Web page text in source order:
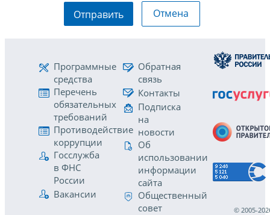
Отправить Отмена
Программные
средства
Перечень
обязательных
требований
Противодействие
коррупции
Госслужба
в ФНС
России
Вакансии
Обратная
связь
Контакты
Подписка
на
новости
Об
использовании
информации
сайта
Общественный
совет
© 2005-